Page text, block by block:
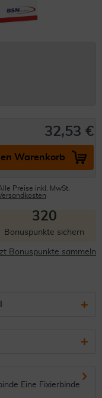
32,53 €
Warenkorb
Preise inkl. MwSt.
320
Bonuspunkte sichern
Bonuspunkte sammeln
Eine Fixierbinde